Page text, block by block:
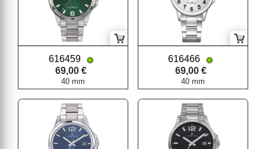
616459
69,00 €
40 mm
616466
69,00 €
40 mm